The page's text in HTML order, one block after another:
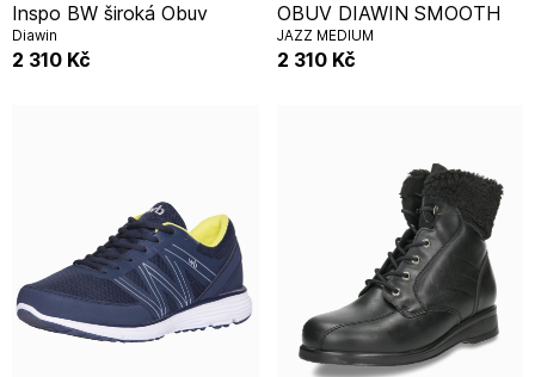
Inspo BW široká Obuv
Diawin
2 310 Kč
OBUV DIAWIN SMOOTH
JAZZ MEDIUM
2 310 Kč